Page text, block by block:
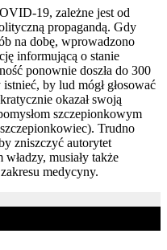
19, zależne jest od
propagandą. Gdy
na dobę, wprowadzono
informującą o stanie
ponownie doszła do 300
by lud mógł głosować
okazał swoją
szczepionkowym
Trudno
zniszczyć autorytet
musiały także
medycyny.